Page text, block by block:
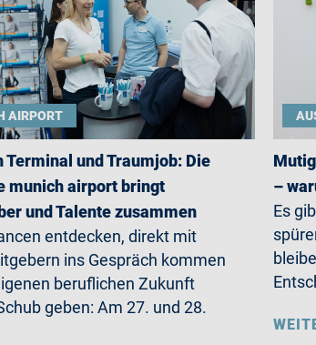
AIRPORT
Terminal und Traumjob: Die
munich airport bringt
und Talente zusammen
entdecken, direkt mit
ins Gespräch kommen
beruflichen Zukunft
geben: Am 27. und 28.
–
Es